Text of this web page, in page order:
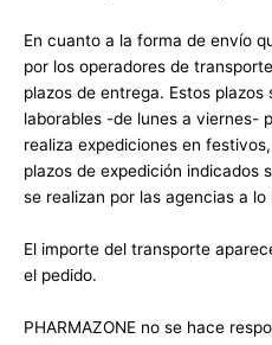
En cuanto a la forma de envío
por los operadores de
plazos de entrega. Estos
laborables -de lunes a viernes-
realiza expediciones en
plazos de expedición indicados
se realizan por las agencias a lo
El importe del transporte
el pedido.
PHARMAZONE no se hace